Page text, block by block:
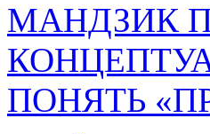
МАНДЗИК
ПОНЯТЬ